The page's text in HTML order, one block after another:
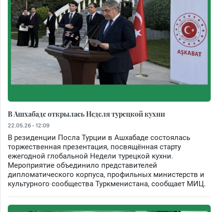
В Ашхабаде открылась Неделя турецкой кухни
22.05.26 - 12:09
В резиденции Посла Турции в Ашхабаде состоялась
торжественная презентация, посвящённая старту
ежегодной глобальной Недели турецкой кухни.
Мероприятие объединило представителей
дипломатического корпуса, профильных министерств и
культурного сообщества Туркменистана, сообщает МИЦ.